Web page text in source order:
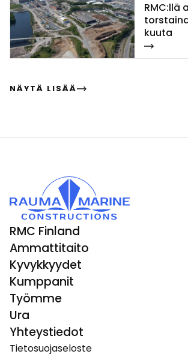
RMC:llä
kuu­ta
NÄYTÄ LISÄÄ
RMC Finland
Ammattitaito
Kyvykkyydet
Kumppanit
Työmme
Ura
Yhteystiedot
Tietosuojaseloste